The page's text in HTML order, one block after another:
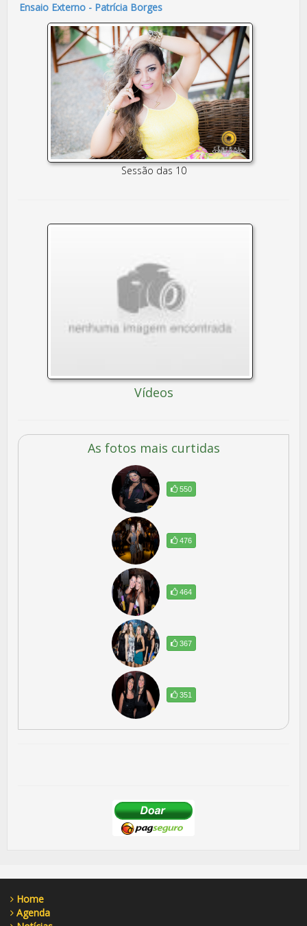
Ensaio Externo - Patrícia Borges
Sessão das 10
Vídeos
As fotos mais curtidas
550
476
464
367
351
Home
Agenda